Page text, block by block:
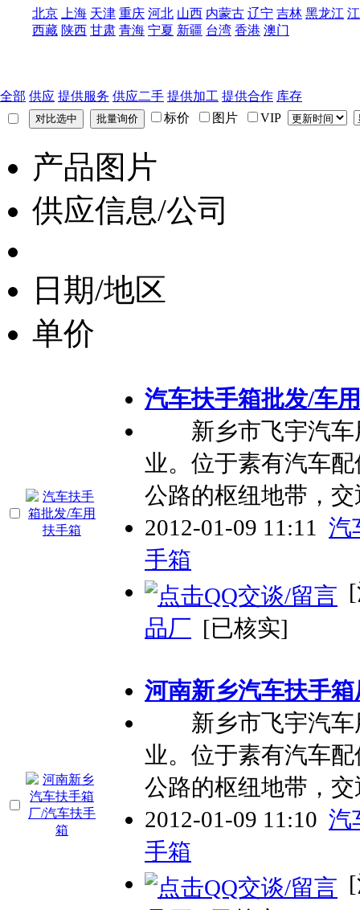
北京 上海 天津 重庆 河北 山西 内蒙古 辽宁 吉林 黑龙江
西藏 陕西 甘肃 青海 宁夏 新疆 台湾 香港 澳门
全部 供应 提供服务 供应二手 提供加工 提供合作 库存
标价
图片 VIP
产品图片
供应信息/公司
日期/地区
单价
汽车扶手箱批发/车
新乡市飞宇汽车
业。位于素有汽车
公路的枢纽地带，
2012-01-09 11:11 汽
手箱
品厂 [已核实]
河南新乡汽车扶手
新乡市飞宇汽车
业。位于素有汽车
公路的枢纽地带，
2012-01-09 11:10 汽
手箱